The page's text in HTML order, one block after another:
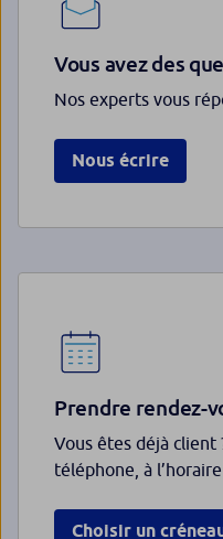
Vous avez des
Nos experts vous
Nous écrire
Prendre rendez-
Vous êtes déjà client
téléphone, à
Choisir un